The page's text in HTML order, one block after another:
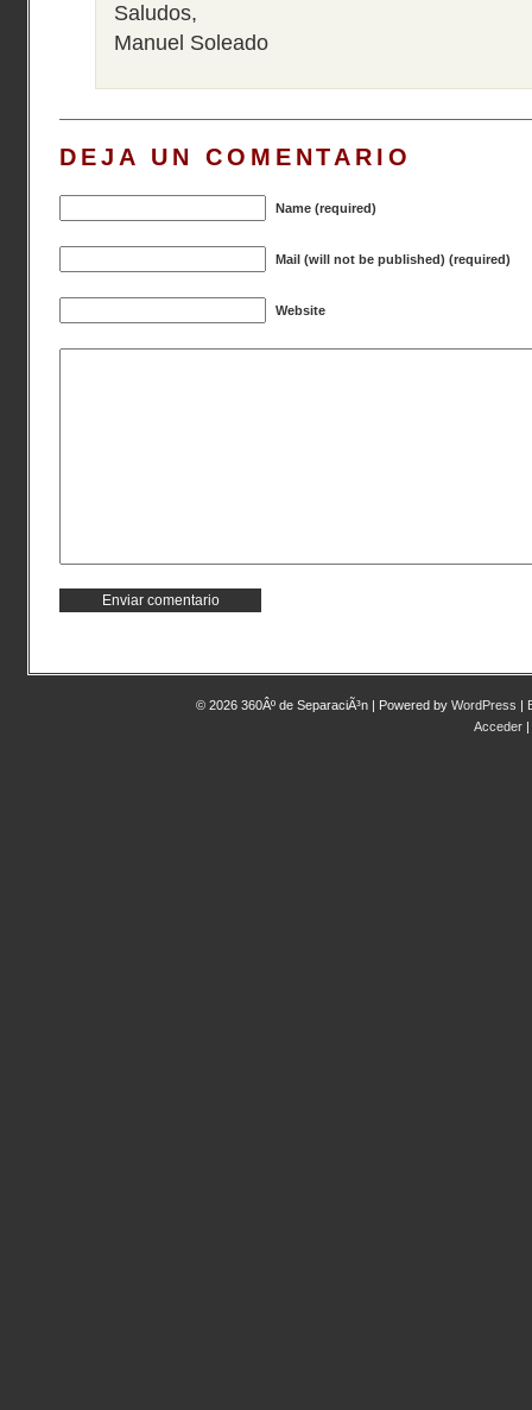
Saludos,
Manuel Soleado
DEJA UN COMENTARIO
Name (required)
Mail (will not be published) (required)
Website
© 2026 360Âº de SeparaciÃ³n | Powered by WordPress |
Acceder